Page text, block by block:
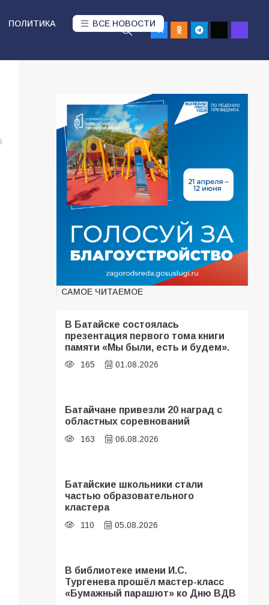
ПОЛИТИКА ВСЕ НОВОСТИ
САМОЕ ЧИТАЕМОЕ
В Батайске состоялась
презентация первого тома книги
памяти «Мы были, есть и будем».
165 01.08.2026
Батайчане привезли 20 наград с
областных соревнований
163 06.08.2026
Батайские школьники стали
частью образовательного
кластера
110 05.08.2026
В библиотеке имени И.С.
Тургенева прошёл мастер-класс
«Бумажный парашют» ко Дню ВДВ